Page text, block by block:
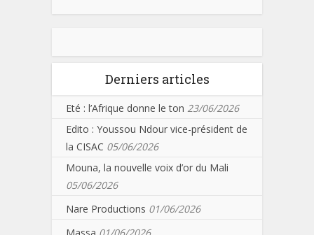
Derniers articles
Eté : l’Afrique donne le ton 23/06/2026
Edito : Youssou Ndour vice-président de
la CISAC 05/06/2026
Mouna, la nouvelle voix d’or du Mali
05/06/2026
Nare Productions 01/06/2026
Massa 01/06/2026